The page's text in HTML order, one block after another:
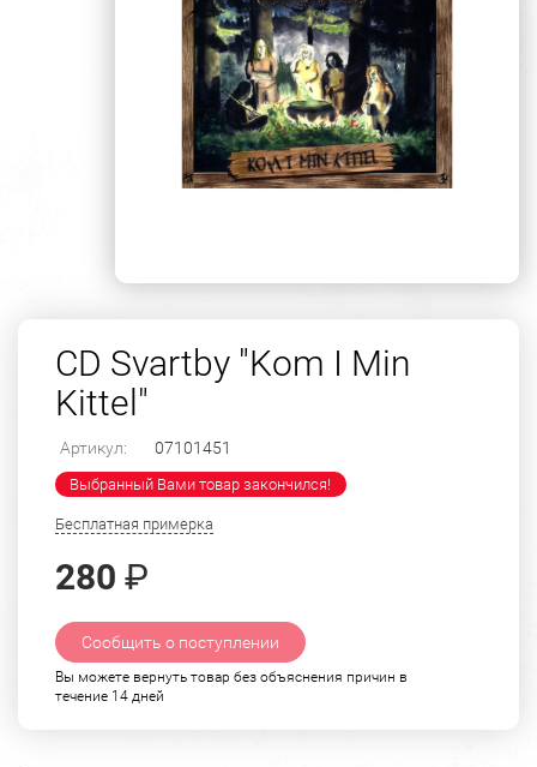
CD Svartby "Kom I Min
Kittel"
Артикул: 07101451
Выбранный Вами товар закончился!
Бесплатная примерка
280 ₽
Сообщить о поступлении
Вы можете вернуть товар без объяснения причин в
течение 14 дней